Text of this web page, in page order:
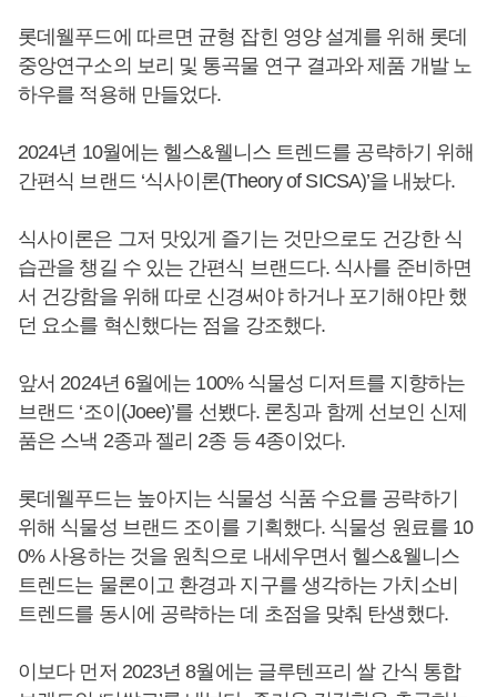
롯데웰푸드에 따르면 균형 잡힌 영양 설계를 위해 롯데
중앙연구소의 보리 및 통곡물 연구 결과와 제품 개발 노
하우를 적용해 만들었다.
2024년 10월에는 헬스&웰니스 트렌드를 공략하기 위해
간편식 브랜드 ‘식사이론(Theory of SICSA)’을 내놨다.
식사이론은 그저 맛있게 즐기는 것만으로도 건강한 식
습관을 챙길 수 있는 간편식 브랜드다. 식사를 준비하면
서 건강함을 위해 따로 신경써야 하거나 포기해야만 했
던 요소를 혁신했다는 점을 강조했다.
앞서 2024년 6월에는 100% 식물성 디저트를 지향하는
브랜드 ‘조이(Joee)’를 선뵀다. 론칭과 함께 선보인 신제
품은 스낵 2종과 젤리 2종 등 4종이었다.
롯데웰푸드는 높아지는 식물성 식품 수요를 공략하기
위해 식물성 브랜드 조이를 기획했다. 식물성 원료를 10
0% 사용하는 것을 원칙으로 내세우면서 헬스&웰니스
트렌드는 물론이고 환경과 지구를 생각하는 가치소비
트렌드를 동시에 공략하는 데 초점을 맞춰 탄생했다.
이보다 먼저 2023년 8월에는 글루텐프리 쌀 간식 통합